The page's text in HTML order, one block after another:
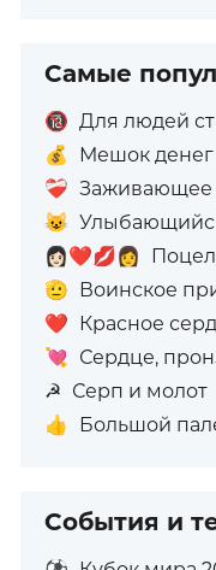
Самые
🔞 Для людей старше
💰
Мешок денег
❤️‍🩹 Заживающее
😺
👩🏻‍❤️‍💋‍👩
Поцелуй - Женщина:
🫡 Воинское
❤️ Красное
💘 Сердце,
☭ Серп и молот
👍
Большой
События и